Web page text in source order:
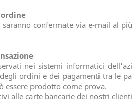
confermate via e-mail al
nei sistemi informatici
ordini e dei pagamenti tra le
essere prodotto come prova.
alle carte bancarie dei nostri